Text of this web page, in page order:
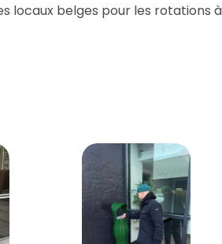
locaux belges pour les rotations à